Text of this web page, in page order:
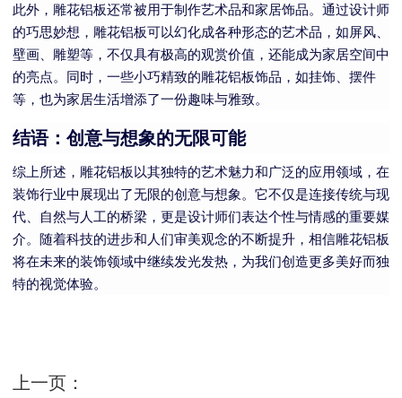
此外，雕花铝板还常被用于制作艺术品和家居饰品。通过设计师
的巧思妙想，雕花铝板可以幻化成各种形态的艺术品，如屏风、
壁画、雕塑等，不仅具有极高的观赏价值，还能成为家居空间中
的亮点。同时，一些小巧精致的雕花铝板饰品，如挂饰、摆件
等，也为家居生活增添了一份趣味与雅致。
结语：创意与想象的无限可能
综上所述，雕花铝板以其独特的艺术魅力和广泛的应用领域，在
装饰行业中展现出了无限的创意与想象。它不仅是连接传统与现
代、自然与人工的桥梁，更是设计师们表达个性与情感的重要媒
介。随着科技的进步和人们审美观念的不断提升，相信雕花铝板
将在未来的装饰领域中继续发光发热，为我们创造更多美好而独
特的视觉体验。
上一页：